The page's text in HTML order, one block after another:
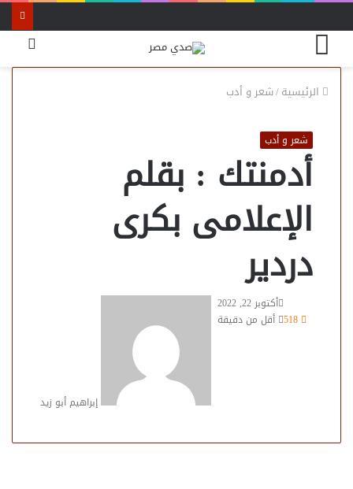
عن
الرئيسية/شعر و أدب
شعر و أدب
أدمنتك : بقلم
الإعلامى بكرى
دردير
إبراهيم أبو زيد
أكتوبر 22, 2022
أقل من دقيقة